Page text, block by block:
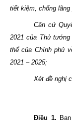
tiết kiệm, chống lãng
Căn cứ
2021 của Thủ
thể của Chính phủ
2021 – 2025;
Xét đề nghị
Điều 1.